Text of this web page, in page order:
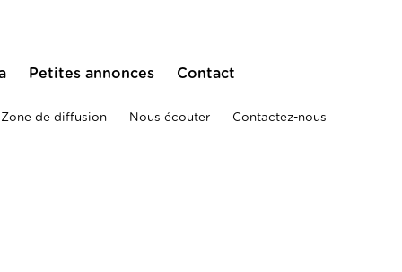
Petites annonces Contact
Zone de diffusion Nous écouter Contactez-nous